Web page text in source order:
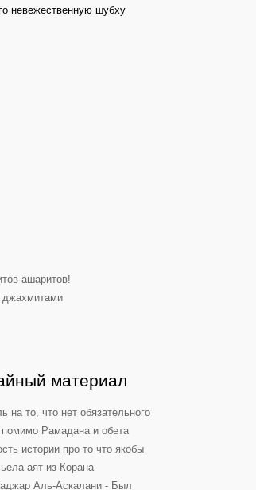
невежественную шубху
ашаритов!
джахмитами
материал
на то, что нет обязательного
помимо Рамадана и обета
истории про то что якобы
аят из Корана
Аль-Аскалани - Был